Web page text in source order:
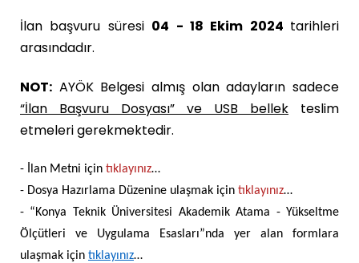
İlan başvuru süresi 04 - 18 Ekim 2024 tarihleri
arasındadır.
NOT: AYÖK Belgesi almış olan adayların sadece
“İlan Başvuru Dosyası” ve USB bellek teslim
etmeleri gerekmektedir.
- İlan Metni için tıklayınız…
- Dosya Hazırlama Düzenine ulaşmak için tıklayınız…
- “Konya Teknik Üniversitesi Akademik Atama - Yükseltme
Ölçütleri ve Uygulama Esasları”nda yer alan formlara
ulaşmak için tıklayınız…